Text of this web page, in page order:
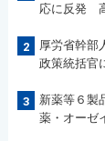
応に反発
2
厚労省幹
政策統括官
3
新薬等６製
薬・オーゼ